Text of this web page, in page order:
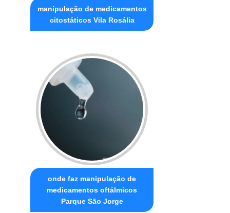
manipulação de medicamentos
citostáticos Vila Rosália
onde faz manipulação de
medicamentos oftálmicos
Parque São Jorge